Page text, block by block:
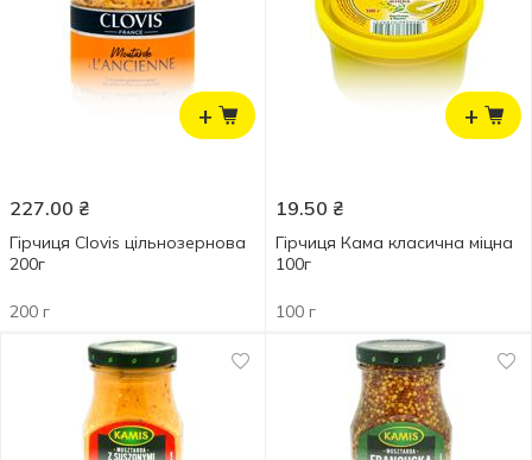
+
227.00 ₴
Гірчиця Clovis цільнозернова
200г
200 г
+
19.50 ₴
Гірчиця Кама класична міцна
100г
100 г